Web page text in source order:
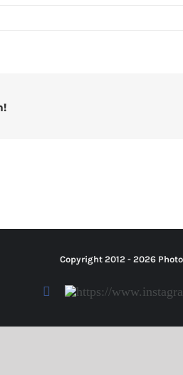
Copyright 2012 - 2026
Facebook
Https://